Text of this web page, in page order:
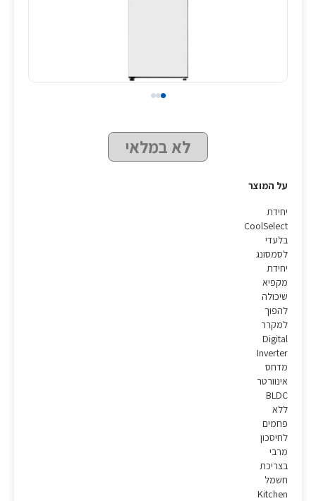
לא במלאי
על המוצר
יחידת
CoolSelect
בלעדי
לסמסונג
יחידת
מקפיא
שיכולה
להפוך
למקרר
Digital
Inverter
מדחס
אינוורטר
BLDC
ללא
פחמים
לחיסכון
מרבי
בצריכת
חשמל
Kitchen